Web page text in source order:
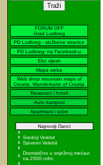
FORUM OFF
Grad Ludbreg
PD Ludbreg - službene stranice
PD Ludbreg- na Facebook-u
Eko vijesti
Mapa weba
Web shop mountain maps of
Croatia, Wanderkarte of Croatia
Restorani i hoteli
Auto kampovi
Apartmani i sobe
Najnoviji članci
Srednji Velebit
Sjeverni Velebit
Dramatično u snježnoj mećavi
na 2500 ndm